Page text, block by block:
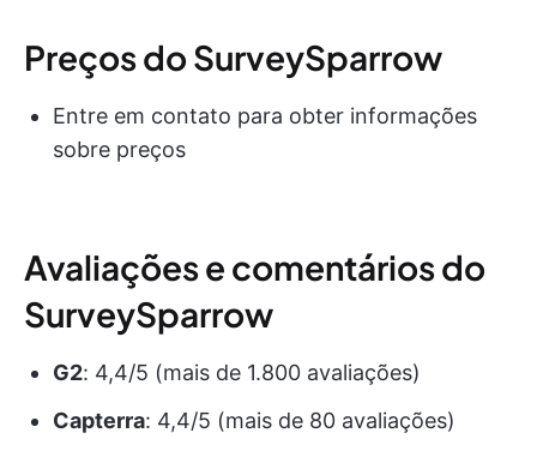
Preços do SurveySparrow
Entre em contato para obter informações
sobre preços
Avaliações e comentários do
SurveySparrow
G2: 4,4/5 (mais de 1.800 avaliações)
Capterra: 4,4/5 (mais de 80 avaliações)